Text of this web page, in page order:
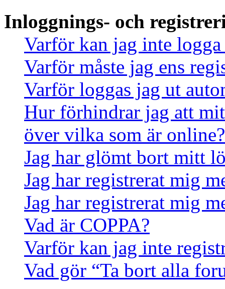
Inloggnings- och
Varför kan jag inte
Varför måste jag ens
Varför loggas jag ut
Hur förhindrar jag att
över vilka som är online?
Jag har glömt bort mitt
Jag har registrerat mig
Jag har registrerat mig
Vad är COPPA?
Varför kan jag inte
Vad gör “Ta bort alla